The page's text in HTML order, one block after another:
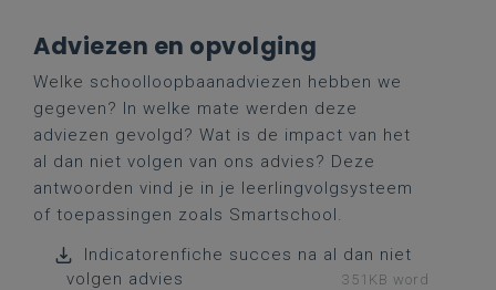
Adviezen en opvolging
Welke schoolloopbaanadviezen hebben we
gegeven? In welke mate werden deze
adviezen gevolgd? Wat is de impact van het
al dan niet volgen van ons advies? Deze
antwoorden vind je in je leerlingvolgsysteem
of toepassingen zoals Smartschool.
Indicatorenfiche succes na al dan niet
volgen advies
351KB word